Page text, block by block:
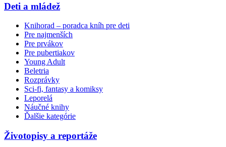
Deti a mládež
Knihorad – poradca kníh pre deti
Pre najmenších
Pre prvákov
Pre pubertiakov
Young Adult
Beletria
Rozprávky
Sci-fi, fantasy a komiksy
Leporelá
Náučné knihy
Ďalšie kategórie
Životopisy a reportáže